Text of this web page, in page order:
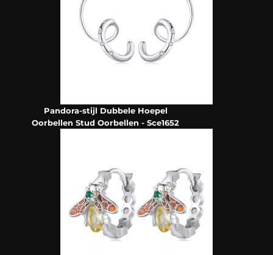
Pandora-stijl Dubbele Hoepel
Oorbellen Stud Oorbellen - Sce1652